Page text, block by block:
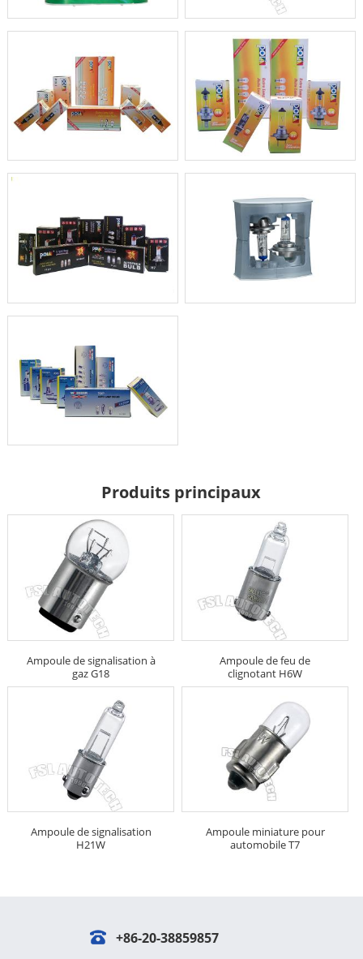
Produits principaux
Ampoule de signalisation à
gaz G18
Ampoule de feu de
clignotant H6W
Ampoule de signalisation
H21W
Ampoule miniature pour
automobile T7
+86-20-38859857